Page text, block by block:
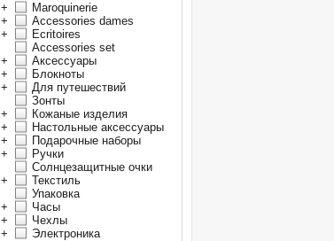
+
Maroquinerie
+
Accessories dames
+
Ecritoires
Accessories set
+
Аксессуары
+
Блокноты
+
Для путешествий
Зонты
+
Кожаные изделия
+
Настольные аксессуары
+
Подарочные наборы
+
Ручки
Солнцезащитные очки
+
Текстиль
Упаковка
+
Часы
+
Чехлы
+
Электроника